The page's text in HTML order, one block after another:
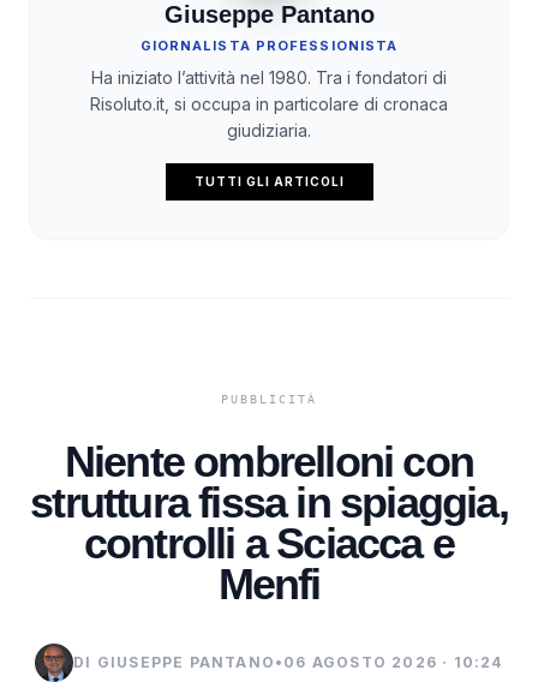
Giuseppe Pantano
GIORNALISTA PROFESSIONISTA
Ha iniziato l’attività nel 1980. Tra i fondatori di
Risoluto.it, si occupa in particolare di cronaca
giudiziaria.
TUTTI GLI ARTICOLI
Niente ombrelloni con
struttura fissa in spiaggia,
controlli a Sciacca e
Menfi
DI GIUSEPPE PANTANO • 06 AGOSTO 2026 · 10:24